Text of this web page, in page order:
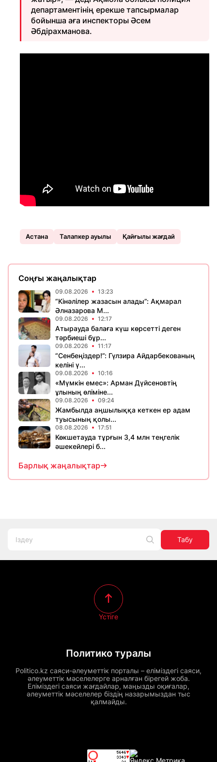
департаментінің ерекше тапсырмалар
бойынша аға инспекторы Әсем
Әбдірахманова.
Астана Талапкер ауылы Қайғылы жағдай
Соңғы жаңалықтар
09.08.2026 13:23
“Кінәлілер жазасын алады”: Ақмарал
Әлназарова М...
09.08.2026 12:17
Атырауда балаға күш көрсетті деген
тәрбиеші бұр...
09.08.2026 11:17
“Сенбеңіздер!”: Гүлзира Айдарбекованың
келіні ү...
09.08.2026 10:16
«Мүмкін емес»: Арман Дүйсеновтің
ұлының өліміне...
09.08.2026 09:24
Жамбылда аңшылыққа кеткен ер адам
туысының қолы...
08.08.2026 17:51
Көкшетауда тұрғын 3,4 млн теңгелік
әшекейлері б...
Барлық жаңалықтар
Табу
Политико туралы
Politico.kz саяси-әлеуметтік порталы – еліміздегі саяси,
әлеуметтік мәселелерге арналған бірегей жоба.
Еліміздегі саяси жағдайлар, маңызды оқиғалар,
әлеуметтік мәселелер біздің назарымыздан тыс
қалмайды.
Үстіге